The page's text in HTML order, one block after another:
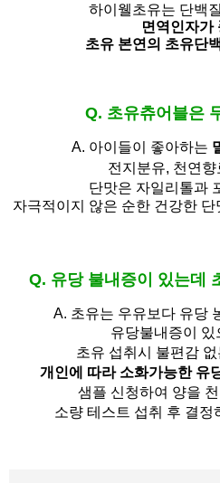
하이웰초유는 단백
면역인자가
초유 본연의 초유단
Q. 초유츄어블은
A. 아이들이 좋아하는
전지분유, 천연
단맛은 자일리톨과
자극적이지 않은 순한 건강한
Q. 유당 불내증이 있는데
A. 초유는 우유보다 유당
유당불내증이 있
초유 섭취시 불편감
개인에 따라 소화가능한 유
샘플 신청하여 양을
소량 테스트 섭취 후 결정